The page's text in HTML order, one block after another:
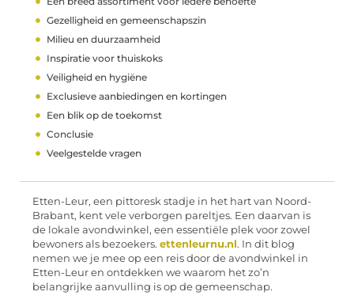
Gezelligheid en gemeenschapszin
Milieu en duurzaamheid
Inspiratie voor thuiskoks
Veiligheid en hygiëne
Exclusieve aanbiedingen en kortingen
Een blik op de toekomst
Conclusie
Veelgestelde vragen
Etten-Leur, een pittoresk stadje in het hart van Noord-
Brabant, kent vele verborgen pareltjes. Een daarvan is
de lokale avondwinkel, een essentiële plek voor zowel
bewoners als bezoekers. ettenleurnu.nl. In dit blog
nemen we je mee op een reis door de avondwinkel in
Etten-Leur en ontdekken we waarom het zo’n
belangrijke aanvulling is op de gemeenschap.